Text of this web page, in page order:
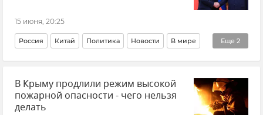
15 июня, 20:25
Еще 2
Россия Китай Политика Новости В мире
Владимир Путин (политик)
Си Цзиньпин (председатель КНР)
В Крыму продлили режим высокой
пожарной опасности - чего нельзя
делать